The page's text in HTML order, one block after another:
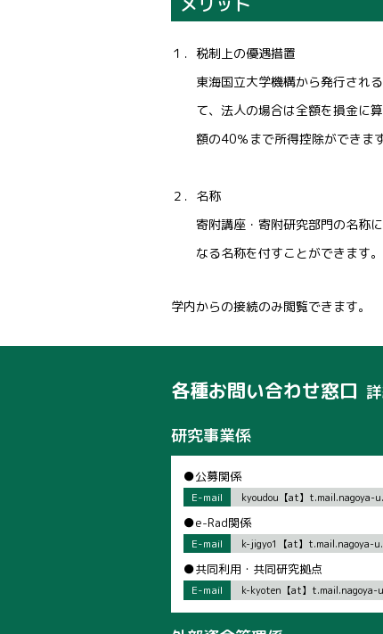
１．税制上の優遇措置
東海国立大学機構から発行される
て、法人の場合は全額を損金に算
額の40％まで所得控除ができます
２．名称
寄附講座・寄附研究部門の名称に
なる名称を付すことができます。
学内からの接続のみ閲覧できます。
各種お問い合わせ窓口
研究事業係
●公募関係
E-mail kyoudou【at】t.mail.nagoya-
●e-Rad関係
E-mail k-jigyo1【at】t.mail.nagoya-
●共同利用・共同研究拠点
E-mail k-kyoten【at】t.mail.nagoya-